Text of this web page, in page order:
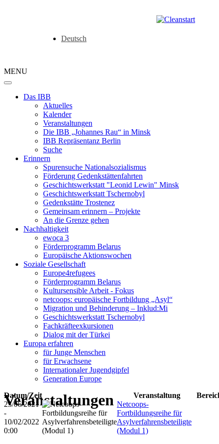
Deutsch
MENU
Das IBB
Aktuelles
Kalender
Veranstaltungen
Die IBB „Johannes Rau“ in Minsk
IBB Repräsentanz Berlin
Suche
Erinnern
Spurensuche Nationalsozialismus
Förderung Gedenkstättenfahrten
Geschichtswerkstatt "Leonid Lewin" Minsk
Geschichtswerkstatt Tschernobyl
Gedenkstätte Trostenez
Gemeinsam erinnern – Projekte
An die Grenze gehen
Nachhaltigkeit
ewoca 3
Förderprogramm Belarus
Europäische Aktionswochen
Soziale Gesellschaft
Europe4refugees
Förderprogramm Belarus
Kultursensible Arbeit - Fokus
netcoops: europäische Fortbildung „Asyl“
Migration und Behinderung – Inklud:Mi
Geschichtswerkstatt Tschernobyl
Fachkräfteexkursionen
Dialog mit der Türkei
Europa erfahren
für Junge Menschen
für Erwachsene
Internationaler Jugendgipfel
Generation Europe
Veranstaltungen
Datum/Zeit Veranstaltung
23/06/2021
-
10/02/2022
0:00
Netcoops-
Fortbildungsreihe für
Asylverfahrensbeteiligte
(Modul 1)